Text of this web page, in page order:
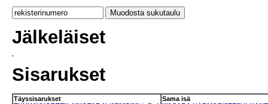
Jälkeläiset
Sisarukset
Täyssisarukset
Sama isä